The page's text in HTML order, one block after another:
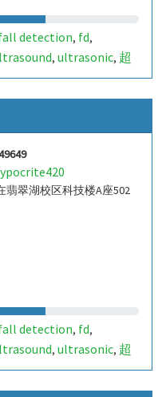
detection, fd,
, ultrasonic, 超
山,室内定位,室内,
,indoor living quality,
翠湖校区科技楼A座502
detection, fd,
, ultrasonic, 超
山,室内定位,室内,
,indoor living quality,